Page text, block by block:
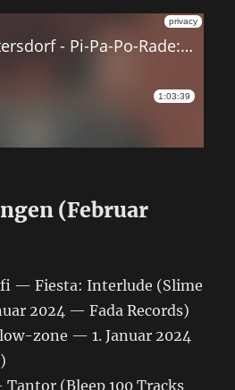
(Februar
— Fiesta: Interlude (Slime
2024 — Fada Records)
zone — 1. Januar 2024
(Bleep 100 Tracks